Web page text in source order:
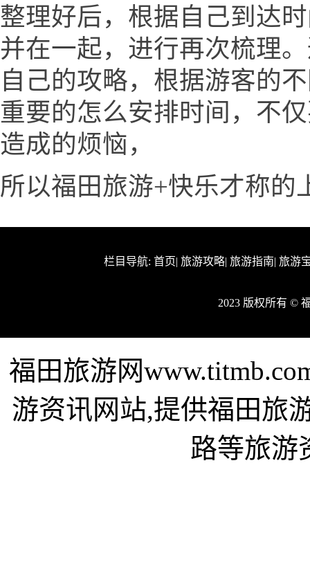
整理好后，根据自己到达
并在一起，进行再次梳理
自己的攻略，根据游客的
重要的怎么安排时间，不
造成的烦恼，
所以福田旅游+快乐才称的
栏目导航: 首页| 旅游攻略| 旅游指南| 旅游
2023 版权所有 ©
福田旅游网
游资讯网站,提供福田旅
路等旅游